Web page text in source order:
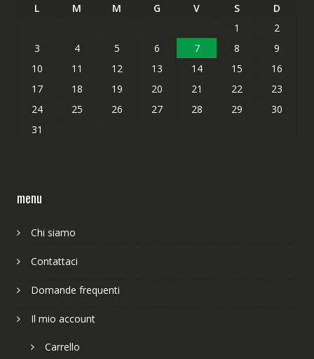
L M M G V S
D
1
2
3
4 5 6 7 8
9
10
11 12 13 14 15
16
17
18 19 20 21 22
23
24
25 26 27 28 29
30
31
menu
Chi siamo
Contattaci
Domande frequenti
Il mio account
Carrello